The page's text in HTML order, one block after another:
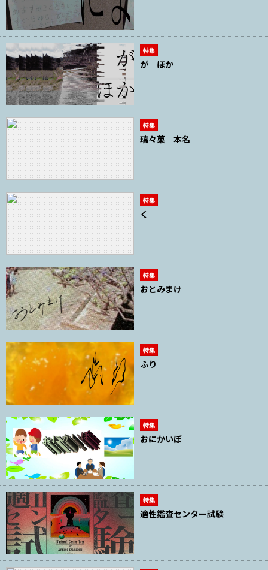
特集
が ほか
特集
璃々菓 本名
特集
く
特集
おとみまけ
特集
ふり
特集
おにかいぼ
特集
適性鑑査センター試験